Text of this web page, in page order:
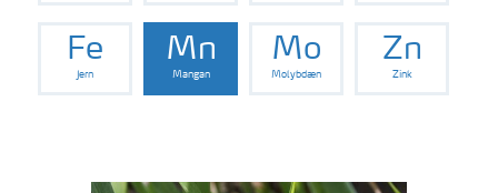
Fe
Jern
Mn
Mangan
Mo
Molybdæn
Zn
Zink